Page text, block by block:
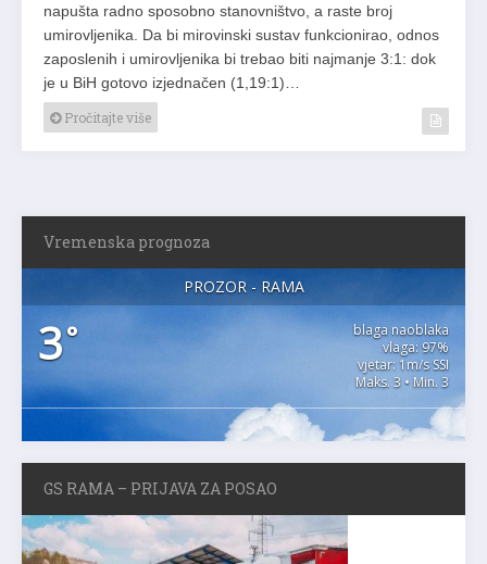
napušta radno sposobno stanovništvo, a raste broj
umirovljenika. Da bi mirovinski sustav funkcionirao, odnos
zaposlenih i umirovljenika bi trebao biti najmanje 3:1: dok
je u BiH gotovo izjednačen (1,19:1)…
Pročitajte više
Vremenska prognoza
PROZOR - RAMA
3°
blaga naoblaka
vlaga: 97%
vjetar: 1m/s SSI
Maks. 3 • Min. 3
GS RAMA – PRIJAVA ZA POSAO